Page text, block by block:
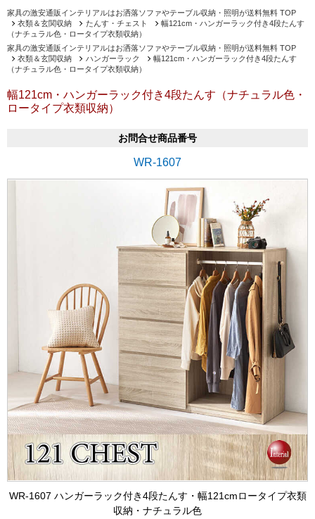
家具の激安通販インテリアルはお洒落ソファやテーブル収納・照明が送料無料 TOP
衣類＆玄関収納
たんす・チェスト
幅121cm・ハンガーラック付き4段たんす
（ナチュラル色・ロータイプ衣類収納）
家具の激安通販インテリアルはお洒落ソファやテーブル収納・照明が送料無料 TOP
衣類＆玄関収納
ハンガーラック
幅121cm・ハンガーラック付き4段たんす
（ナチュラル色・ロータイプ衣類収納）
幅121cm・ハンガーラック付き4段たんす（ナチュラル色・
ロータイプ衣類収納）
お問合せ商品番号
WR-1607
WR-1607 ハンガーラック付き4段たんす・幅121cmロータイプ衣類
収納・ナチュラル色